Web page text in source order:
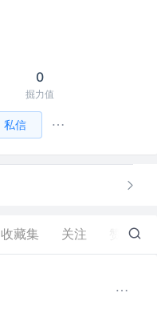
0
掘力值
私信
收藏集 关注 0